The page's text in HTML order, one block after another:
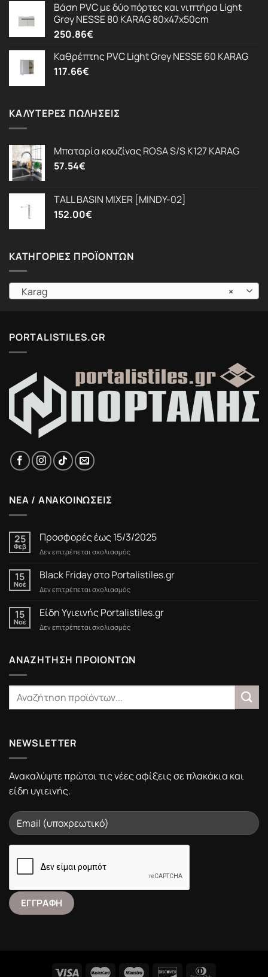
Βάση PVC με δύο πόρτες και νιπτήρα Light
Grey NESSE 80 KARAG 80x47x50cm
250.86€
Καθρέπτης PVC Light Grey NESSE 60 KARAG
117.66€
ΚΑΛΎΤΕΡΕΣ ΠΩΛΉΣΕΙΣ
Μπαταρία κουζίνας ROSA S/S K127 KARAG
57.54€
TALL BASIN MIXER [MINDY-02]
152.00€
ΚΑΤΗΓΟΡΊΕΣ ΠΡΟΪΌΝΤΩΝ
×
Karag
PORTALISTILES.GR
ΝΕΑ / ΑΝΑΚΟΙΝΩΣΕΙΣ
25
Φεβ
Προσφορές έως 15/3/2025
Δεν επιτρέπεται σχολιασμόςστο
έως
15/3/2025
15
Νοέ
Black Friday στο Portalistiles.gr
Δεν επιτρέπεται σχολιασμόςστο
Friday
στο
Portalistiles.gr
15
Νοέ
Είδη Υγιεινής Portalistiles.gr
Δεν επιτρέπεται σχολιασμόςστο
Portalistiles.gr
ΑΝΑΖΗΤΗΣΗ ΠΡΟΙΟΝΤΩΝ
NEWSLETTER
Ανακαλύψτε πρώτοι τις νέες αφίξεις σε πλακάκια και
είδη υγιεινής.